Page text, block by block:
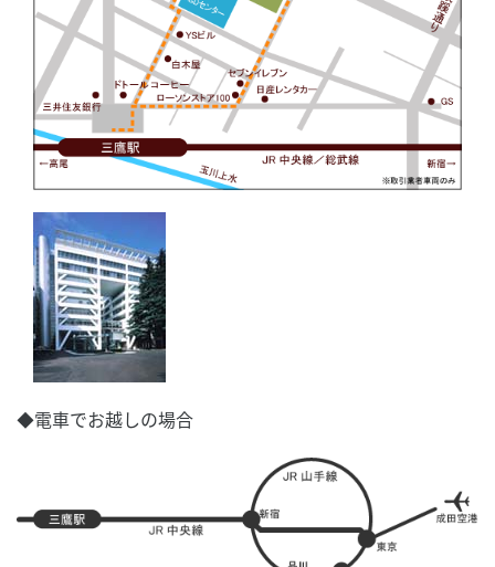
◆電車でお越しの場合